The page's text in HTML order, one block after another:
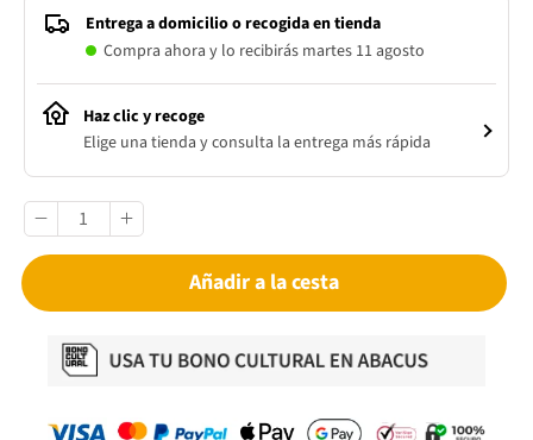
Entrega a domicilio o recogida en tienda
Compra ahora y lo recibirás martes 11 agosto
Haz clic y recoge
Elige una tienda y consulta la entrega más rápida
Añadir a la cesta